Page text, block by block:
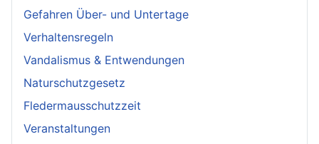
Gefahren Über- und Untertage
Verhaltensregeln
Vandalismus & Entwendungen
Naturschutzgesetz
Fledermausschutzzeit
Veranstaltungen